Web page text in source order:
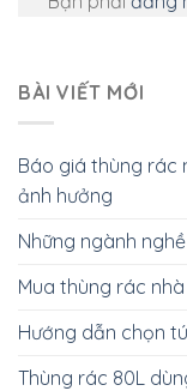
BÀI VIẾT MỚI
Báo giá thùng rác
ảnh hưởng
Những ngành
Mua thùng rác
Hướng dẫn chọn
Thùng rác 80L